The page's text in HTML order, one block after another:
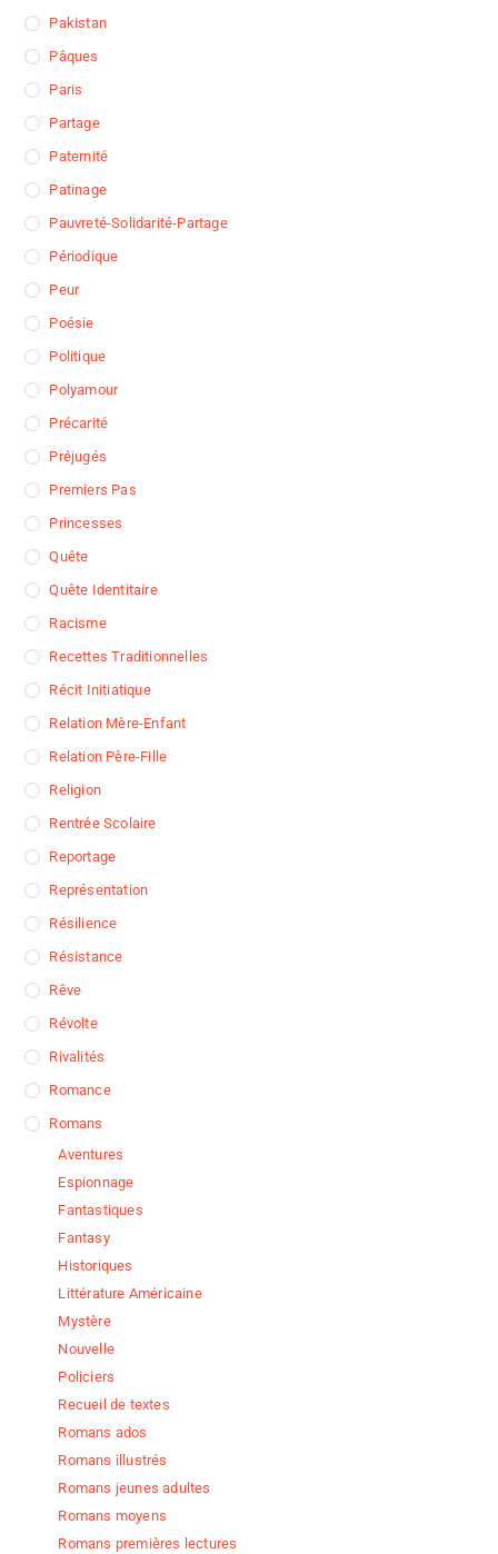
Pakistan
Pâques
Paris
Partage
Paternité
Patinage
Pauvreté-Solidarité-Partage
Périodique
Peur
Poésie
Politique
Polyamour
Précarité
Préjugés
Premiers Pas
Princesses
Quête
Quête Identitaire
Racisme
Recettes Traditionnelles
Récit Initiatique
Relation Mère-Enfant
Relation Père-Fille
Religion
Rentrée Scolaire
Reportage
Représentation
Résilience
Résistance
Rêve
Révolte
Rivalités
Romance
Romans
Aventures
Espionnage
Fantastiques
Fantasy
Historiques
Littérature Américaine
Mystère
Nouvelle
Policiers
Recueil de textes
Romans ados
Romans illustrés
Romans jeunes adultes
Romans moyens
Romans premières lectures